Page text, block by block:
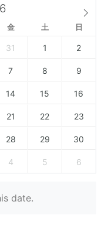
金 土 日
31 1 2
7 8 9
14 15 16
21 22 23
28 29 30
4 5 6
date.